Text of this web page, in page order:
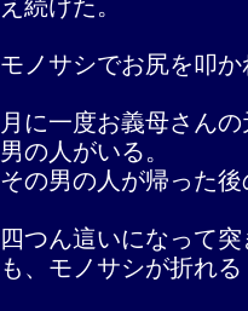
え続けた。
モノサシでお尻を叩
月に一度お義母さん
男の人がいる。
その男の人が帰った
四つん這いになって
も、モノサシが折れ